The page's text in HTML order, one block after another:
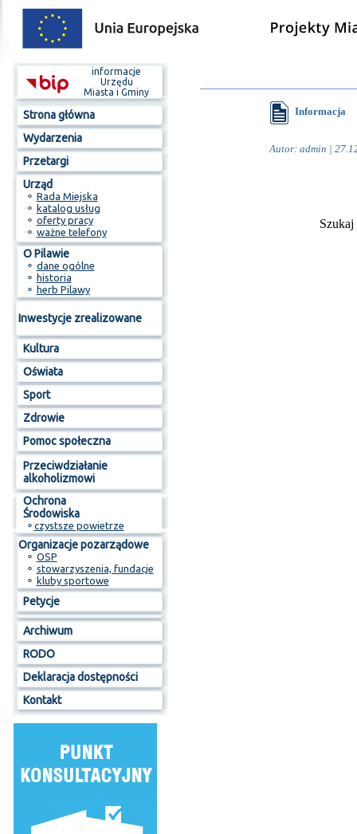
informacje
Urzędu
Miasta i Gminy
Strona główna
Wydarzenia
Przetargi
Urząd
⚬ Rada Miejska
⚬ katalog usług
⚬ oferty pracy
⚬ ważne telefony
O Pilawie
⚬ dane ogólne
⚬ historia
⚬ herb Pilawy
Inwestycje zrealizowane
Kultura
Oświata
Sport
Zdrowie
Pomoc społeczna
Przeciwdziałanie
alkoholizmowi
Ochrona
Środowiska
⚬ czystsze powietrze
Organizacje pozarządowe
⚬ OSP
⚬ stowarzyszenia, fundacje
⚬ kluby sportowe
Petycje
Archiwum
RODO
Deklaracja dostępności
Kontakt
Informacja
Autor: admin |